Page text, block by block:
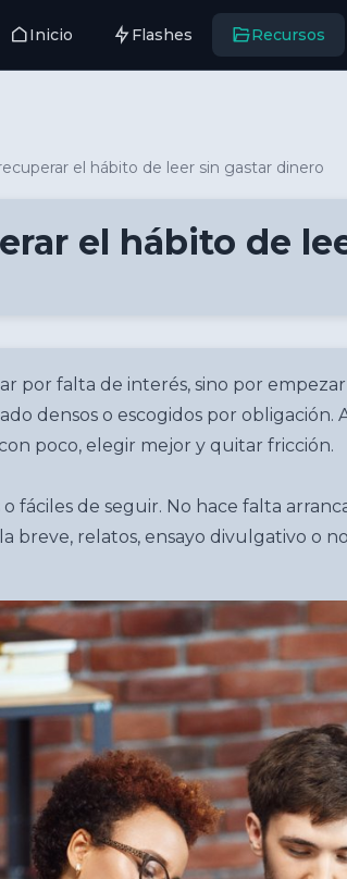
Inicio Flashes Recursos
el hábito de leer sin gastar dinero
el hábito de
por falta de interés, sino por
densos o escogidos por
poco, elegir mejor y quitar fricción.
fáciles de seguir. No hace falta
breve, relatos, ensayo divulgativo